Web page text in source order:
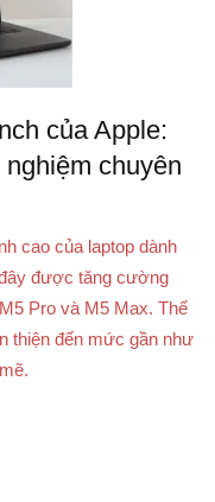
của Apple:
chuyên
cao của laptop dành
được tăng cường
Pro và M5 Max. Thế
thiện đến mức gần như